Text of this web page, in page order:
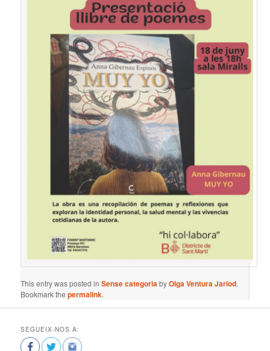
This entry was posted inSense categoriabyOlga Ventura Jariod.
Bookmark thepermalink.
SEGUEIX-NOS A: